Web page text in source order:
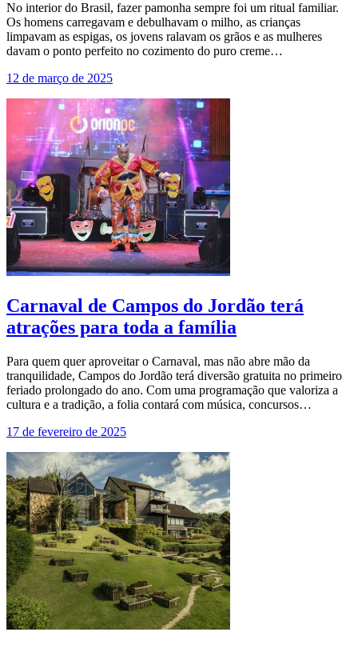
No interior do Brasil, fazer pamonha sempre foi um ritual familiar.
Os homens carregavam e debulhavam o milho, as crianças
limpavam as espigas, os jovens ralavam os grãos e as mulheres
davam o ponto perfeito no cozimento do puro creme…
12 de março de 2025
Carnaval de Campos do Jordão terá
atrações para toda a família
Para quem quer aproveitar o Carnaval, mas não abre mão da
tranquilidade, Campos do Jordão terá diversão gratuita no primeiro
feriado prolongado do ano. Com uma programação que valoriza a
cultura e a tradição, a folia contará com música, concursos…
17 de fevereiro de 2025